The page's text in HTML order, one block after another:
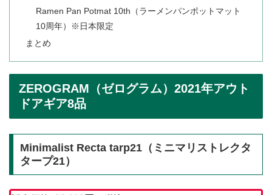
Ramen Pan Potmat 10th（ラーメンパンポットマット
10周年）※日本限定
まとめ
ZEROGRAM（ゼログラム）2021年アウト
ドアギア8品
Minimalist Recta tarp21（ミニマリストレクタ
タープ21）